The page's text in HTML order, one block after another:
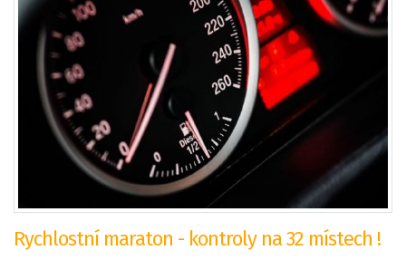
Rychlostní maraton - kontroly na 32 místech !